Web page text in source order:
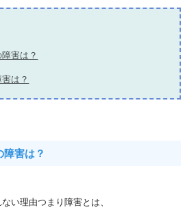
害は？
は？
障害は？
い理由つまり障害とは、